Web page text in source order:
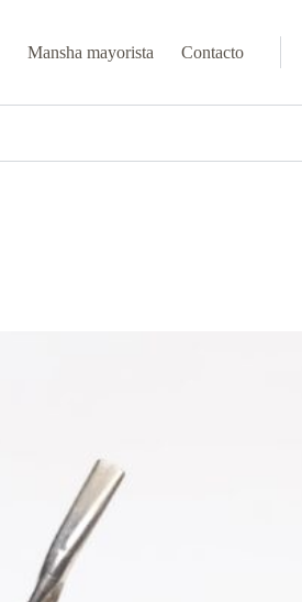
Mansha mayorista Contacto